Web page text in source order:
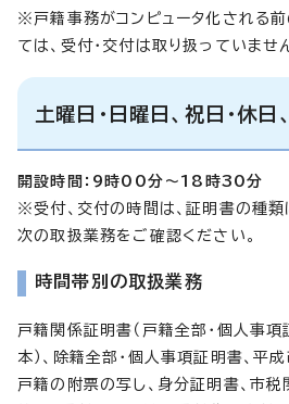
※戸籍事務がコンピュータ化される
ては、受付・交付は取り扱っていません
土曜日・日曜日、祝日・休
開設時間：9時00分～18時30分
※受付、交付の時間は、証明書の種類
次の取扱業務をご確認ください。
時間帯別の取扱業務
戸籍関係証明書（戸籍全部・個人事項
本）、除籍全部・個人事項証明書、平
戸籍の附票の写し、身分証明書、市税